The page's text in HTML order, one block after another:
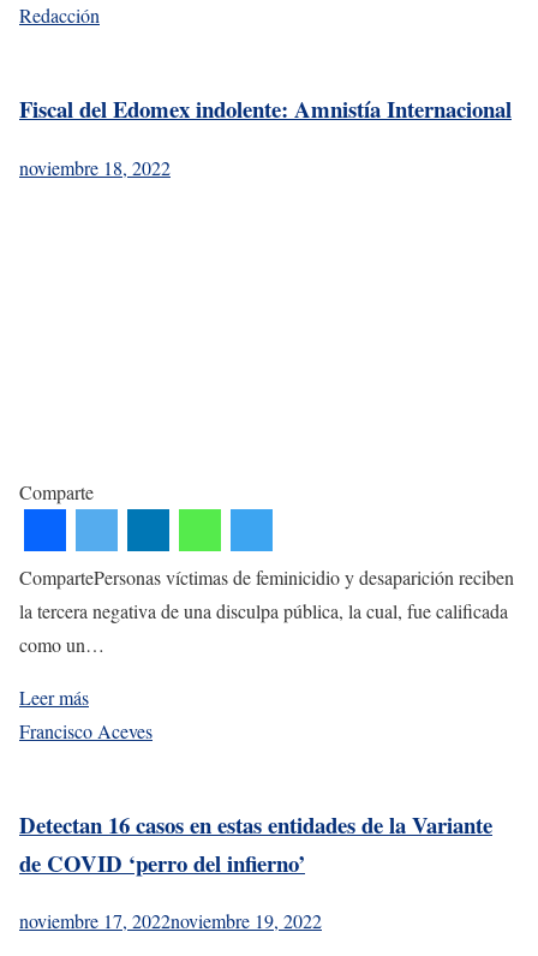
Redacción
Fiscal del Edomex indolente: Amnistía Internacional
noviembre 18, 2022
Comparte
CompartePersonas víctimas de feminicidio y desaparición reciben
la tercera negativa de una disculpa pública, la cual, fue calificada
como un…
Leer más
Francisco Aceves
Detectan 16 casos en estas entidades de la Variante
de COVID ‘perro del infierno’
noviembre 17, 2022noviembre 19, 2022